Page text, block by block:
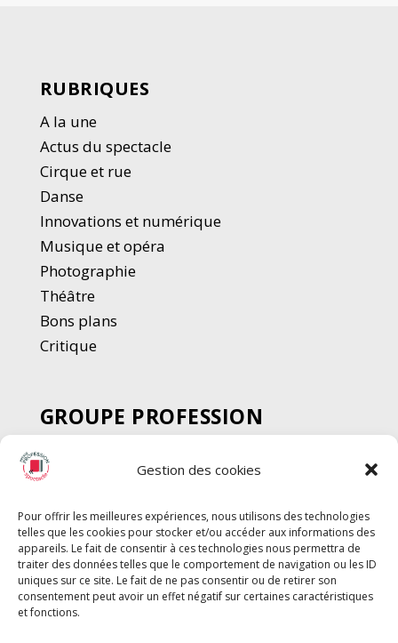
Gestion des cookies
Pour offrir les meilleures expériences, nous utilisons des technologies
telles que les cookies pour stocker et/ou accéder aux informations des
appareils. Le fait de consentir à ces technologies nous permettra de
traiter des données telles que le comportement de navigation ou les ID
uniques sur ce site. Le fait de ne pas consentir ou de retirer son
consentement peut avoir un effet négatif sur certaines caractéristiques
et fonctions.
RUBRIQUES
A la une
Actus du spectacle
Cirque et rue
Danse
Innovations et numérique
Musique et opéra
Photographie
Théâtre
Bons plans
Critique
GROUPE PROFESSION
SPECTACLE
Chèque Intermittents
Chèque Compta
Chèque Emploi Spectacle
G-Pods
Profession Audio-visuel